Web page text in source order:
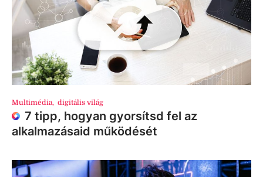
Multimédia, digitális világ
7 tipp, hogyan gyorsítsd fel az
alkalmazásaid működését